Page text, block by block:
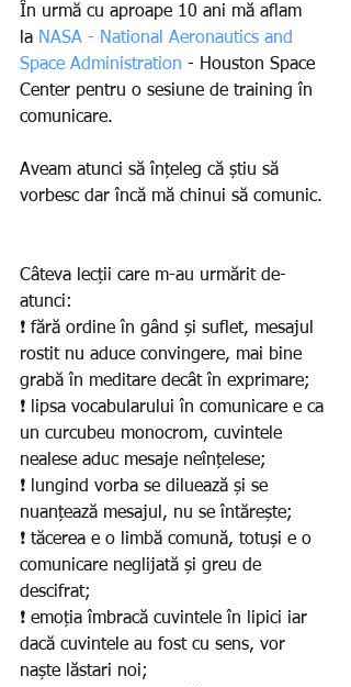
În urmă cu aproape 10 ani mă aflam
la NASA - National Aeronautics and
Space Administration - Houston Space
Center pentru o sesiune de training în
comunicare.
Aveam atunci să înțeleg că știu să
vorbesc dar încă mă chinui să comunic.
Câteva lecții care m-au urmărit de-
atunci:
❗️ fără ordine în gând și suflet, mesajul
rostit nu aduce convingere, mai bine
grabă în meditare decât în exprimare;
❗️ lipsa vocabularului în comunicare e ca
un curcubeu monocrom, cuvintele
nealese aduc mesaje neînțelese;
❗️ lungind vorba se diluează și se
nuanțează mesajul, nu se întărește;
❗️ tăcerea e o limbă comună, totuși e o
comunicare neglijată și greu de
descifrat;
❗️ emoția îmbracă cuvintele în lipici iar
dacă cuvintele au fost cu sens, vor
naște lăstari noi;